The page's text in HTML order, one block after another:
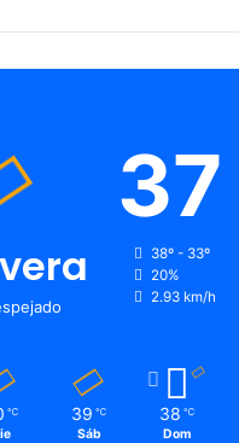
37
38º - 33º
20%
2.93 km/h
℃ 39 ℃
Sáb
38 ℃
Dom